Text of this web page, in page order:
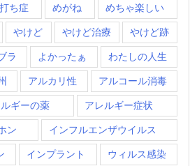
ち症 めがね めちゃ楽しい
やけど やけど治療 やけど跡
ラ よかったぁ わたしの人生
アルカリ性 アルコール消毒
ギーの薬 アレルギー症状
ン インフルエンザウイルス
インプラント ウィルス感染